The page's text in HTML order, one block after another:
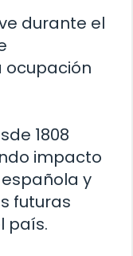
durante el
ocupación
1808
impacto
y
futuras
país.